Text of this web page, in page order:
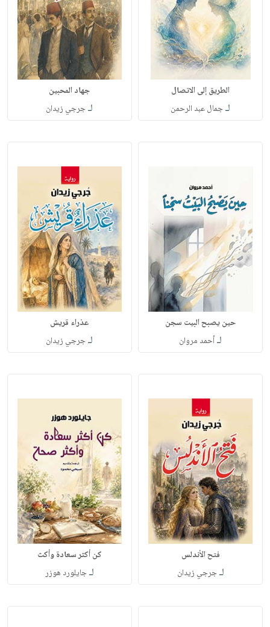
الطريق إلى الاتصال
لـجمال عبد الرحمن
جهاد المحبين
لـجرجي زيدان
حين يصبح البيت سجن
لـأحمد مروان
عذراء قريش
لـجرجي زيدان
فتح الأندلس
لـجرجي زيدان
كن أكثر سعادة وأكث
لـجايلورد هوزر